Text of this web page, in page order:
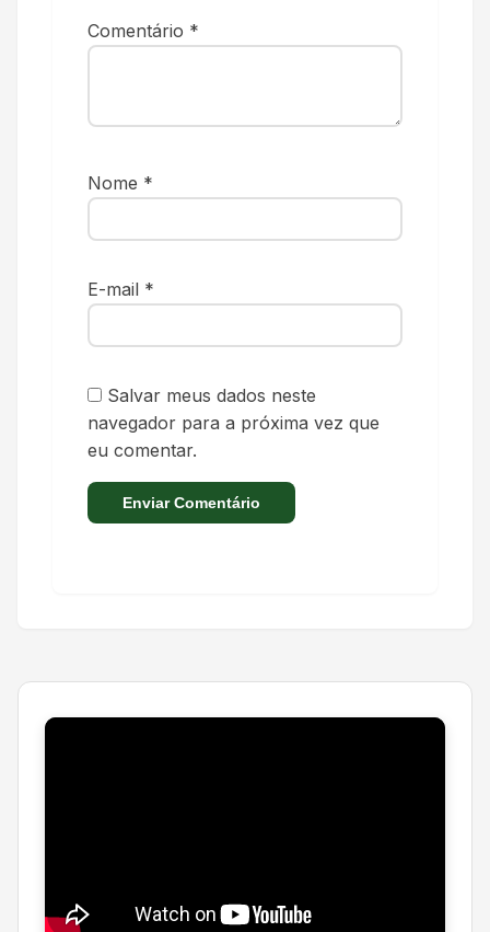
Comentário *
Nome *
E-mail *
Salvar meus dados neste
navegador para a próxima vez que
eu comentar.